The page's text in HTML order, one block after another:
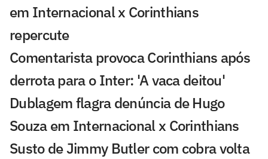
em Internacional x Corinthians
repercute
Comentarista provoca Corinthians após
derrota para o Inter: 'A vaca deitou'
Dublagem flagra denúncia de Hugo
Souza em Internacional x Corinthians
Susto de Jimmy Butler com cobra volta